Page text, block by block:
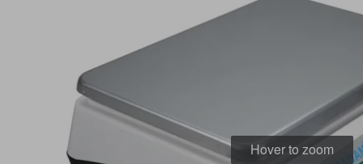
images
gallery
Hover to zoom